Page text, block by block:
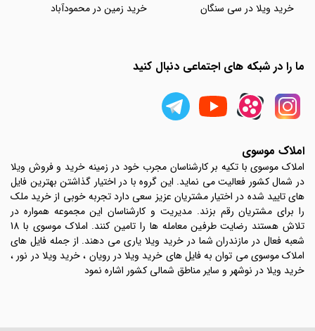
خرید ویلا در سی سنگان
خرید زمین در محمودآباد
ما را در شبکه های اجتماعی دنبال کنید
املاک موسوی
املاک موسوی با تکیه بر کارشناسان مجرب خود در زمینه خرید و فروش ویلا
در شمال کشور فعالیت می نماید. این گروه با در اختیار گذاشتن بهترین فایل
های تایید شده در اختیار مشتریان عزیز سعی دارد تجربه خوبی از خرید ملک
را برای مشتریان رقم بزند. مدیریت و کارشناسان این مجموعه همواره در
تلاش هستند رضایت طرفین معامله ها را تامین کنند. املاک موسوی با 18
شعبه فعال در مازندران شما در خرید ویلا یاری می دهند. از جمله فایل های
املاک موسوی می توان به فایل های خرید ویلا در رویان ، خرید ویلا در نور ،
خرید ویلا در نوشهر و سایر مناطق شمالی کشور اشاره نمود